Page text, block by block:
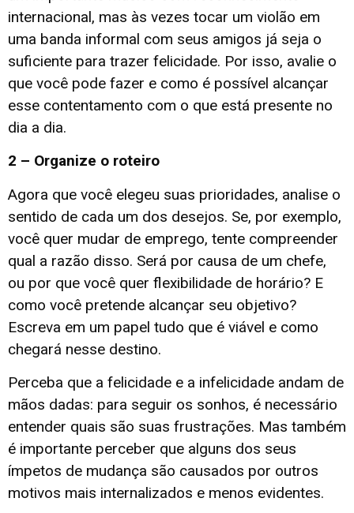
internacional, mas às vezes tocar um violão em
uma banda informal com seus amigos já seja o
suficiente para trazer felicidade. Por isso, avalie o
que você pode fazer e como é possível alcançar
esse contentamento com o que está presente no
dia a dia.
2 – Organize o roteiro
Agora que você elegeu suas prioridades, analise o
sentido de cada um dos desejos. Se, por exemplo,
você quer mudar de emprego, tente compreender
qual a razão disso. Será por causa de um chefe,
ou por que você quer flexibilidade de horário? E
como você pretende alcançar seu objetivo?
Escreva em um papel tudo que é viável e como
chegará nesse destino.
Perceba que a felicidade e a infelicidade andam de
mãos dadas: para seguir os sonhos, é necessário
entender quais são suas frustrações. Mas também
é importante perceber que alguns dos seus
ímpetos de mudança são causados por outros
motivos mais internalizados e menos evidentes.